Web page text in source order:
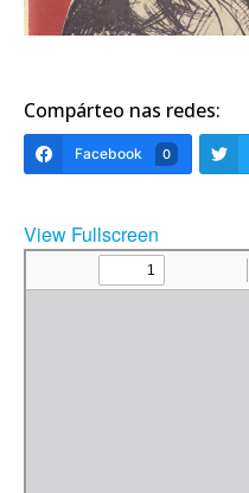
Compárteo nas redes:
Facebook 0
View Fullscreen